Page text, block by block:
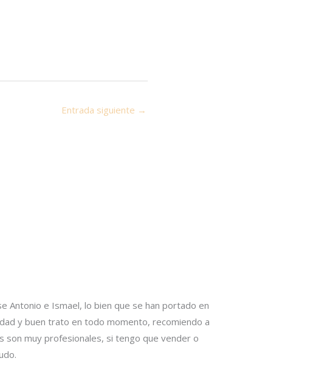
Entrada siguiente →
Antonio e Ismael, lo bien que se han portado en
y buen trato en todo momento, recomiendo a
son muy profesionales, si tengo que vender o